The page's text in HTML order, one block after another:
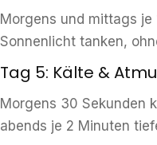
Morgens und mittags je
Sonnenlicht tanken,
Tag 5: Kälte &
Morgens 30 Sekunden
abends je 2 Minuten